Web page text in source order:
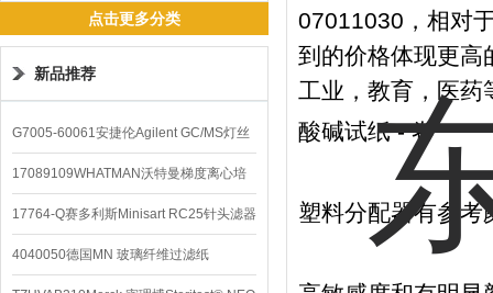
点击更多分类
新品推荐
G7005-60061安捷伦Agilent GC/MS灯丝
配件
17089109WHATMAN沃特曼梯度离心培
养基
17764-Q赛多利斯Minisart RC25针头滤器
4040050德国MN 玻璃纤维过滤纸
07011030，相对
到的价格体现更高
工业，教育，医药
酸碱试纸 - 卷
塑料分配器有参考